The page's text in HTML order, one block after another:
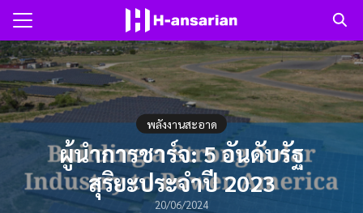
Skip
content
ก
เรา
Search
for:
พลังงานสะอาด
ผู้นำการชาร์จ: 5 อันดับรัฐ
สุริยะประจำปี 2023
20/06/2024